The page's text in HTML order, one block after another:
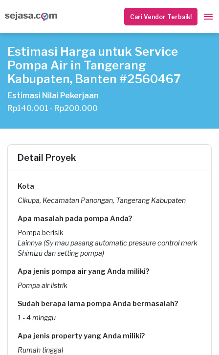
Cari Vendor Terbaik!
Estimasi Harga untuk Service
Pompa Air in Tangerang
Kabupaten, Banten #2560467
Estimasi Nilai Pekerjaan
Rp140.001 - Rp200.000
Detail Proyek
Kota
Cikupa, Kecamatan Panongan, Tangerang Kabupaten
Apa masalah pada pompa Anda?
Pompa berisik
Lainnya (Sy mau pasang automatic pressure control merk
Shimizu dan setting pompa)
Apa jenis pompa air yang Anda miliki?
Pompa air listrik
Sudah berapa lama pompa Anda bermasalah?
1 - 4 minggu
Apa jenis property yang Anda miliki?
Rumah tinggal